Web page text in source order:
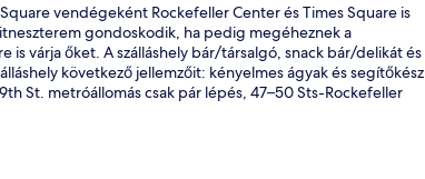
vendégeként Rockefeller Center és Times Square is
gondoskodik, ha pedig megéheznek a
várja őket. A szálláshely bár/társalgó, snack bár/delikát és
következő jellemzőit: kényelmes ágyak és segítőkész
St. metróállomás csak pár lépés, 47–50 Sts-Rockefeller